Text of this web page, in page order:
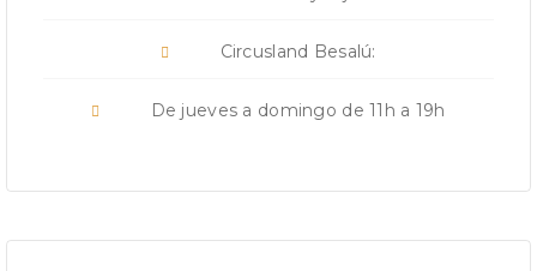
Circusland Besalú:
De jueves a domingo de 11h a 19h